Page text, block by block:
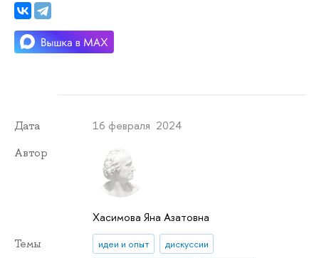
Дата 16 февраля 2024
Автор
Хасимова Яна Азатовна
Темы идеи и опыт
дискуссии